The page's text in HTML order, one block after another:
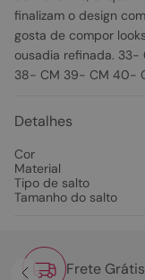
finalizam o design
gosta de compor
ousadia refinada.
38- CM 39- CM 40-
Detalhes
Cor
Material
Tipo de salto
Tamanho do salto
Frete